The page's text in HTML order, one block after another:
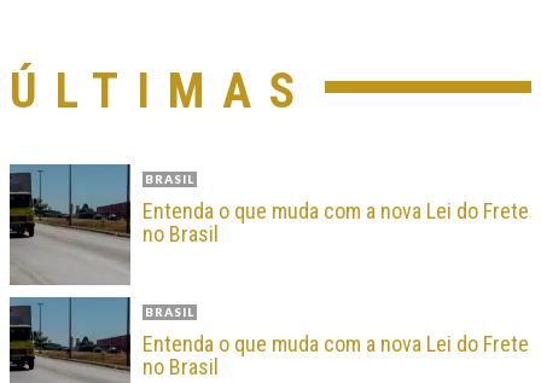
ÚLTIMAS
BRASIL
Entenda o que muda com a nova Lei do Frete
no Brasil
BRASIL
Entenda o que muda com a nova Lei do Frete
no Brasil